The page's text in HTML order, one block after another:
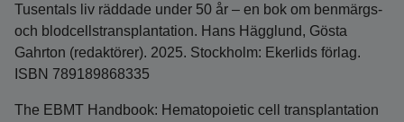
Tusentals liv räddade under 50 år – en bok om benmärgs-
och blodcellstransplantation. Hans Hägglund, Gösta
Gahrton (redaktörer). 2025. Stockholm: Ekerlids förlag.
ISBN 789189868335
The EBMT Handbook: Hematopoietic cell transplantation